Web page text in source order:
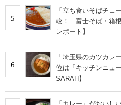
5
「立ち食いそばチェ
較！ 富士そば・箱
レポート】
6
「埼玉県のカツカ
位は「キッチンニュ
SARAH】